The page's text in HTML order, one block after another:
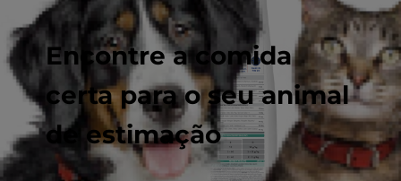
Encontre a comida
certa para o seu animal
de estimação